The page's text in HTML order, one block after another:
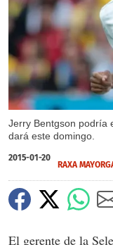
Jerry Bentgson podría
dará este domingo.
2015-01-20
RAXA
El gerente de la